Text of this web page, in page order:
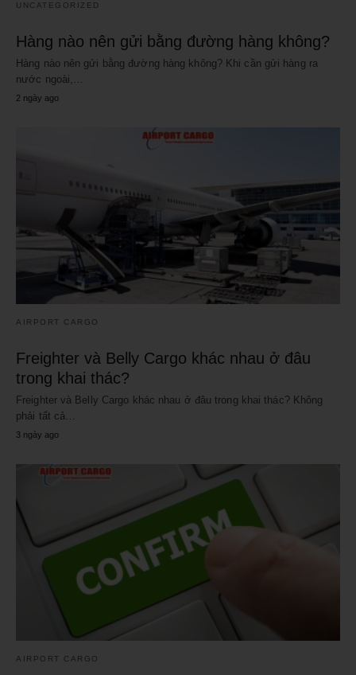
UNCATEGORIZED
Hàng nào nên gửi bằng đường hàng không?
Hàng nào nên gửi bằng đường hàng không? Khi cần gửi hàng ra
nước ngoài,…
2 ngày ago
AIRPORT CARGO
Freighter và Belly Cargo khác nhau ở đâu
trong khai thác?
Freighter và Belly Cargo khác nhau ở đâu trong khai thác? Không
phải tất cả…
3 ngày ago
AIRPORT CARGO